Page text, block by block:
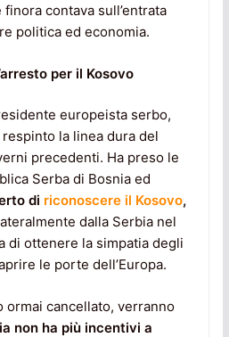
contava sull’entrata
politica ed economia.
per il Kosovo
europeista serbo,
la linea dura del
precedenti. Ha preso le
Serba di Bosnia ed
di riconoscere il Kosovo,
dalla Serbia nel
di ottenere la simpatia degli
le porte dell’Europa.
ormai cancellato, verranno
non ha più incentivi a